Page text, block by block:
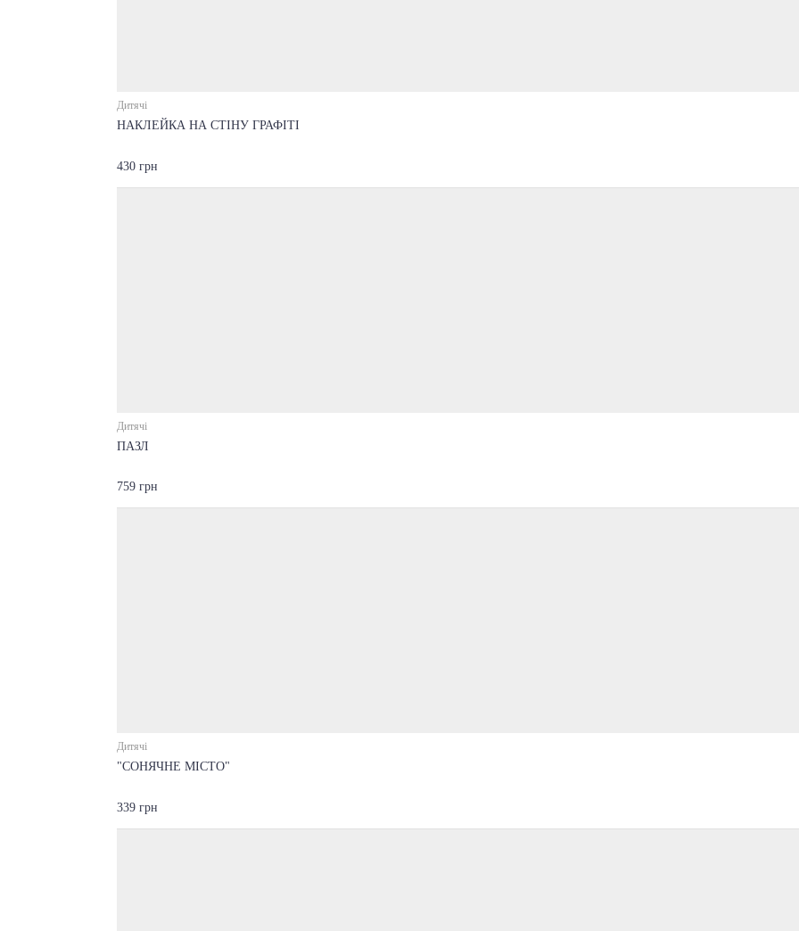
Дитячі
НАКЛЕЙКА НА СТІНУ ГРАФІТІ
430 грн
Дитячі
ПАЗЛ
759 грн
Дитячі
"СОНЯЧНЕ МІСТО"
339 грн